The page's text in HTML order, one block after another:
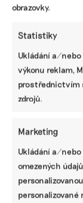
obrazovky.
Statistiky
Ukládání a/
výkonu reklam,
prostřednictvím
zdrojů.
Marketing
Ukládání a/
omezených
personalizované
Desítky
klimatické
druhu
platformy Co
| 01.
oteplování,změna